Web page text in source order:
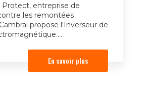
entreprise de
les remontées
propose l'Inverseur de
En savoir plus